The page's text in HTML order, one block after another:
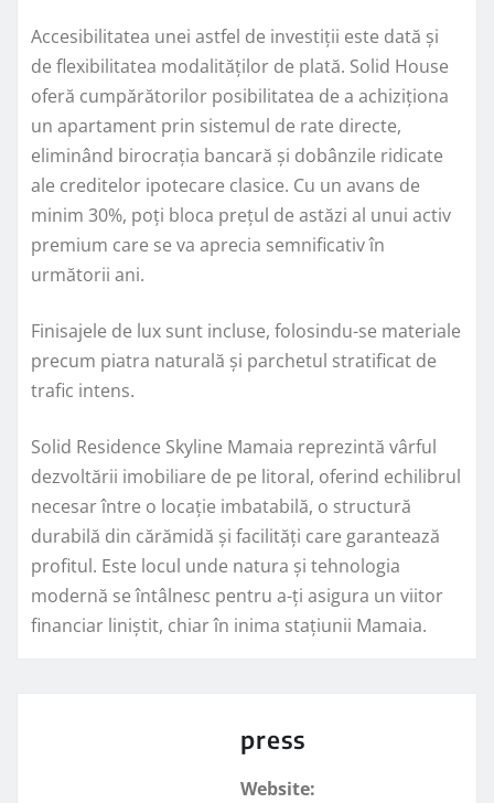
Accesibilitatea unei astfel de investiții este dată și
de flexibilitatea modalităților de plată. Solid House
oferă cumpărătorilor posibilitatea de a achiziționa
un apartament prin sistemul de rate directe,
eliminând birocrația bancară și dobânzile ridicate
ale creditelor ipotecare clasice. Cu un avans de
minim 30%, poți bloca prețul de astăzi al unui activ
premium care se va aprecia semnificativ în
următorii ani.
Finisajele de lux sunt incluse, folosindu-se materiale
precum piatra naturală și parchetul stratificat de
trafic intens.
Solid Residence Skyline Mamaia reprezintă vârful
dezvoltării imobiliare de pe litoral, oferind echilibrul
necesar între o locație imbatabilă, o structură
durabilă din cărămidă și facilități care garantează
profitul. Este locul unde natura și tehnologia
modernă se întâlnesc pentru a-ți asigura un viitor
financiar liniștit, chiar în inima stațiunii Mamaia.
press
Website: